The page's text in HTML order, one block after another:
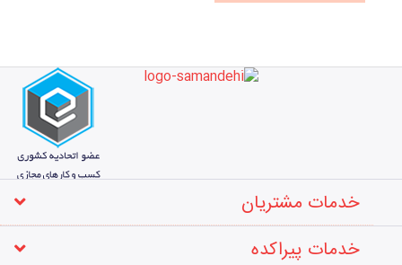
خدمات مشتریان
خدمات پیراکده